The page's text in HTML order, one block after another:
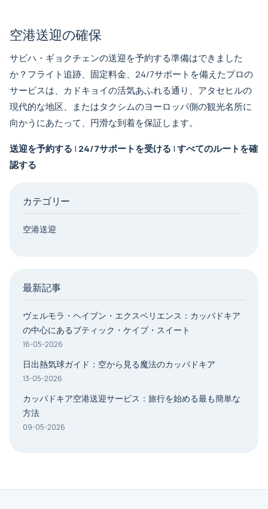
空港送迎の確保
サビハ・ギョクチェンの送迎を予約する準備はできました
か？フライト追跡、固定料金、24/7サポートを備えたプロの
サービスは、カドキョイの活気あふれる通り、アタセヒルの
現代的な地区、またはタクシムのヨーロッパ側の観光名所に
向かうにあたって、円滑な到着を保証します。
送迎を予約する | 24/7サポートを受ける |すべてのルートを確
認する
カテゴリー
空港送迎
最新記事
ヴェルモラ・ヘイブン・エクスペリエンス：カッパドキア
の中心にあるブティック・ケイブ・スイート
16-05-2026
日出熱気球ガイド：空から見る魔法のカッパドキア
13-05-2026
カッパドキア空港送迎サービス：旅行を始める最も簡単な
方法
09-05-2026